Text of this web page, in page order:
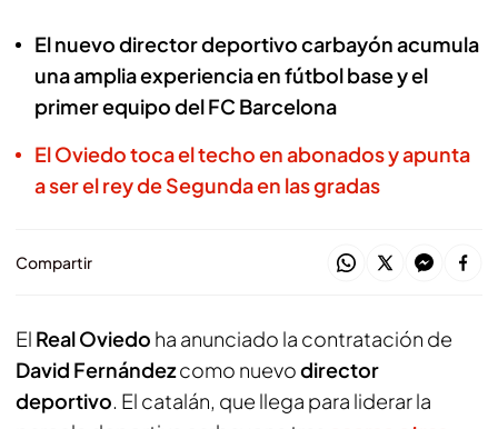
El nuevo director deportivo carbayón acumula
una amplia experiencia en fútbol base y el
primer equipo del FC Barcelona
El Oviedo toca el techo en abonados y apunta
a ser el rey de Segunda en las gradas
Compartir
El Real Oviedo ha anunciado la contratación de
David Fernándezcomo nuevodirector
deportivo. El catalán, que llega para liderar la